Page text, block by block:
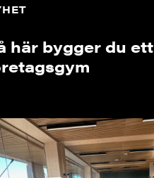
här bygger du ett